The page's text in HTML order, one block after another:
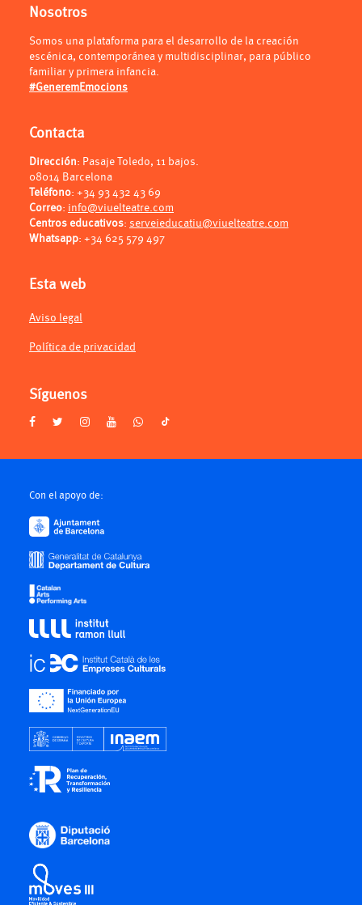
Nosotros
Somos una plataforma para el desarrollo de la creación
escénica, contemporánea y multidisciplinar, para público
familiar y primera infancia.
#GeneremEmocions
Contacta
Dirección: Pasaje Toledo, 11 bajos.
08014 Barcelona
Teléfono: +34 93 432 43 69
Correo: info@viuelteatre.com
Centros educativos: serveieducatiu@viuelteatre.com
Whatsapp: +34 625 579 497
Esta web
Aviso legal
Política de privacidad
Síguenos
Con el apoyo de: